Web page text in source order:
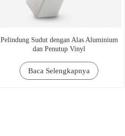
Pelindung Sudut dengan Alas Aluminium
dan Penutup Vinyl
Baca Selengkapnya